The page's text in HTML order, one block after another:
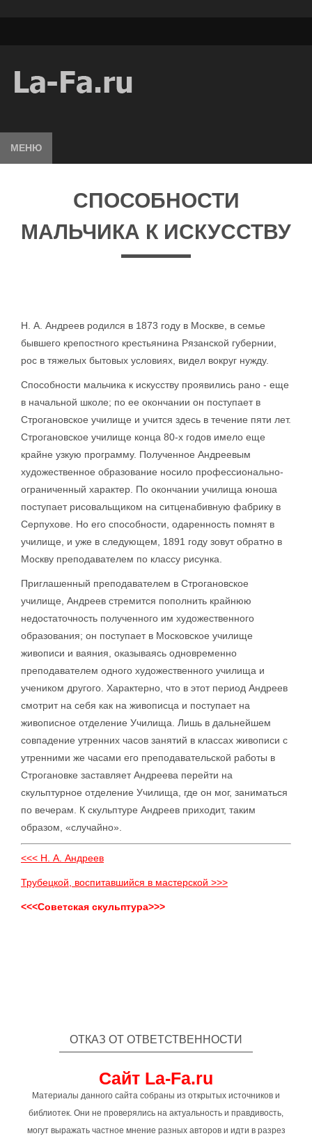
МЕНЮ
СПОСОБНОСТИ
МАЛЬЧИКА К ИСКУССТВУ
Н. А. Андреев родился в 1873 году в Москве, в семье
бывшего крепостного крестьянина Рязанской губернии,
рос в тяжелых бытовых условиях, видел вокруг нужду.
Способности мальчика к искусству проявились рано - еще
в начальной школе; по ее окончании он поступает в
Строгановское училище и учится здесь в течение пяти лет.
Строгановское училище конца 80-х годов имело еще
крайне узкую программу. Полученное Андреевым
художественное образование носило профессионально-
ограниченный характер. По окончании училища юноша
поступает рисовальщиком на ситценабивную фабрику в
Серпухове. Но его способности, одаренность помнят в
училище, и уже в следующем, 1891 году зовут обратно в
Москву преподавателем по классу рисунка.
Приглашенный преподавателем в Строгановское
училище, Андреев стремится пополнить крайнюю
недостаточность полученного им художественного
образования; он поступает в Московское училище
живописи и ваяния, оказываясь одновременно
преподавателем одного художественного училища и
учеником другого. Характерно, что в этот период Андреев
смотрит на себя как на живописца и поступает на
живописное отделение Училища. Лишь в дальнейшем
совпадение утренних часов занятий в классах живописи с
утренними же часами его преподавательской работы в
Строгановке заставляет Андреева перейти на
скульптурное отделение Училища, где он мог, заниматься
по вечерам. К скульптуре Андреев приходит, таким
образом, «случайно».
<<< Н. А. Андреев
Трубецкой, воспитавшийся в мастерской >>>
<<<Советская скульптура>>>
ОТКАЗ ОТ ОТВЕТСТВЕННОСТИ
Сайт La-Fa.ru
Материалы данного сайта собраны из открытых источников и
библиотек. Они не проверялись на актуальность и правдивость,
могут выражать частное мнение разных авторов и идти в разрез